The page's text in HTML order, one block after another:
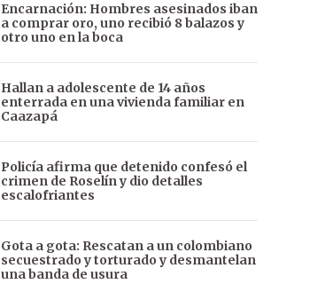
Encarnación: Hombres asesinados iban
a comprar oro, uno recibió 8 balazos y
otro uno en la boca
Hallan a adolescente de 14 años
enterrada en una vivienda familiar en
Caazapá
Policía afirma que detenido confesó el
crimen de Roselín y dio detalles
escalofriantes
Gota a gota: Rescatan a un colombiano
secuestrado y torturado y desmantelan
una banda de usura